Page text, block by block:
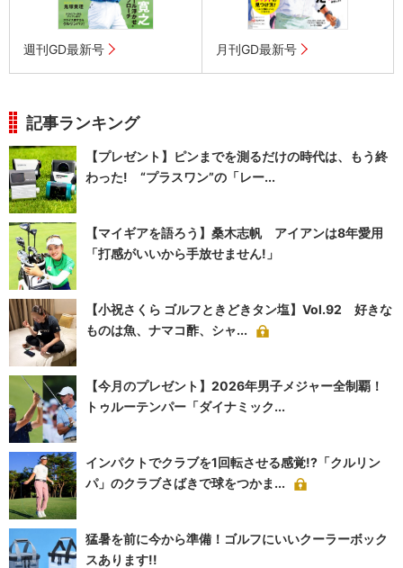
週刊GD最新号 月刊GD最新号
記事ランキング
【プレゼント】ピンまでを測るだけの時代は、もう終
わった! “プラスワン”の「レー...
【マイギアを語ろう】桑木志帆 アイアンは8年愛用
「打感がいいから手放せません!」
【小祝さくら ゴルフときどきタン塩】Vol.92 好きな
ものは魚、ナマコ酢、シャ...
【今月のプレゼント】2026年男子メジャー全制覇！
トゥルーテンパー「ダイナミック...
インパクトでクラブを1回転させる感覚!?「クルリン
パ」のクラブさばきで球をつかま...
猛暑を前に今から準備！ゴルフにいいクーラーボック
スあります!!